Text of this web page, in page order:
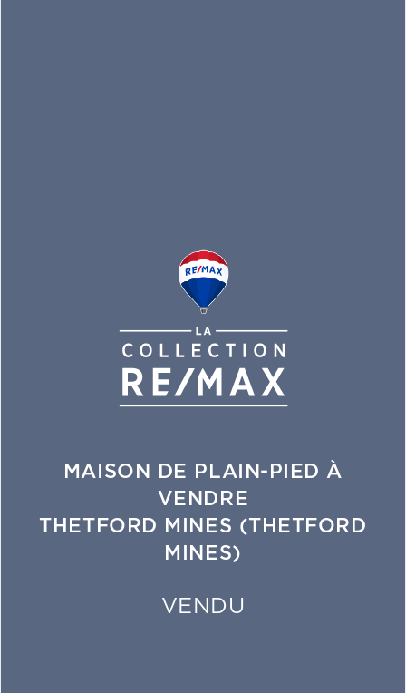
MAISON DE PLAIN-PIED À
VENDRE
THETFORD MINES (THETFORD
MINES)
VENDU